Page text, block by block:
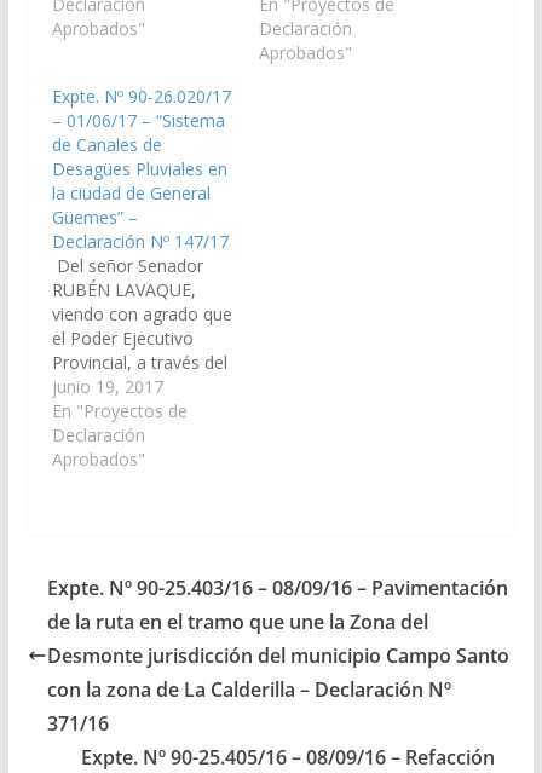
Tierra y Vivienda y la
articulación con la
Secretaria de Recurso
Hídricos; arbitren las
medidas necesarias, a
los fines que…
Aprobados"
de Infraestructura,
Tierra y Vivienda y la
Declaración
Aprobados"
Expte. Nº 90-26.020/17
– 01/06/17 – “Sistema
de Canales de
Desagües Pluviales en
la ciudad de General
Güemes” –
Declaración Nº 147/17
Del señor Senador
RUBÉN LAVAQUE,
viendo con agrado que
el Poder Ejecutivo
Provincial, a través del
Ministerio de Hacienda
y Finanzas; Ministerio
de Infraestructura,
Tierra y Vivienda y la
Hídricos; arbitren las
medidas necesarias, a
los fines que…
junio 19, 2017
En "Proyectos de
Declaración
Aprobados"
Expte. Nº 90-25.403/16 – 08/09/16 – Pavimentación
de la ruta en el tramo que une la Zona del
Desmonte jurisdicción del municipio Campo Santo
con la zona de La Calderilla – Declaración Nº
371/16
Expte. Nº 90-25.405/16 – 08/09/16 – Refacción